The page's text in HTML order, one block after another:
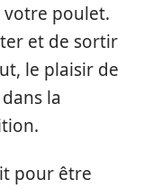
poulet.
et de sortir
le plaisir de
la
pour être